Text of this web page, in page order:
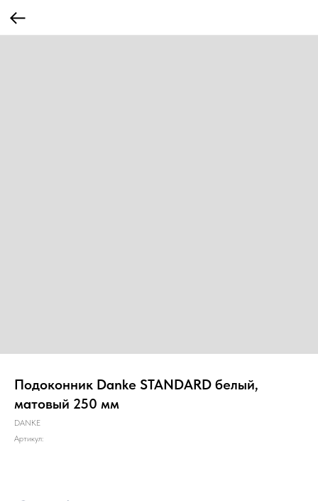
Подоконник Danke STANDARD белый,
матовый 250 мм
DANKE
Артикул: